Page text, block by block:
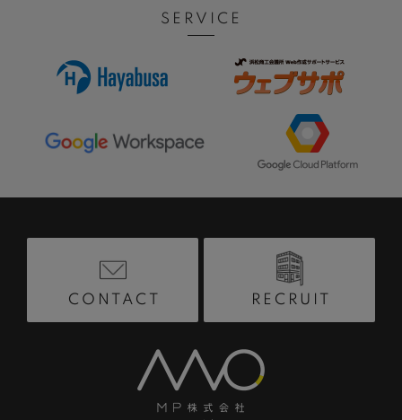
SERVICE
CONTACT RECRUIT